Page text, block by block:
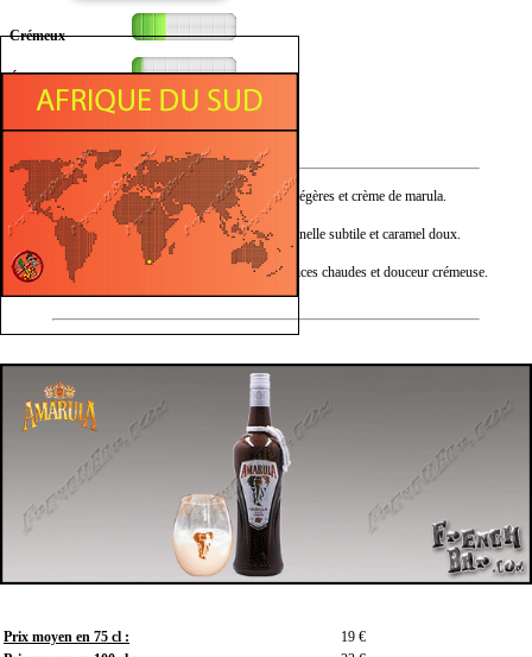
Crémeux
Épicé
Nez : Vanille douce, épices légères et crème de marula.
Bouche : Vanille onctueuse, cannelle subtile et caramel doux.
Finale : Vanille persistante, épices chaudes et douceur crémeuse.
Prix moyen en 75 cl :
19 €